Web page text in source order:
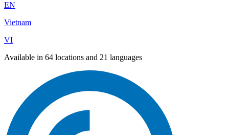
EN
Vietnam
VI
Available in 64 locations and 21 languages